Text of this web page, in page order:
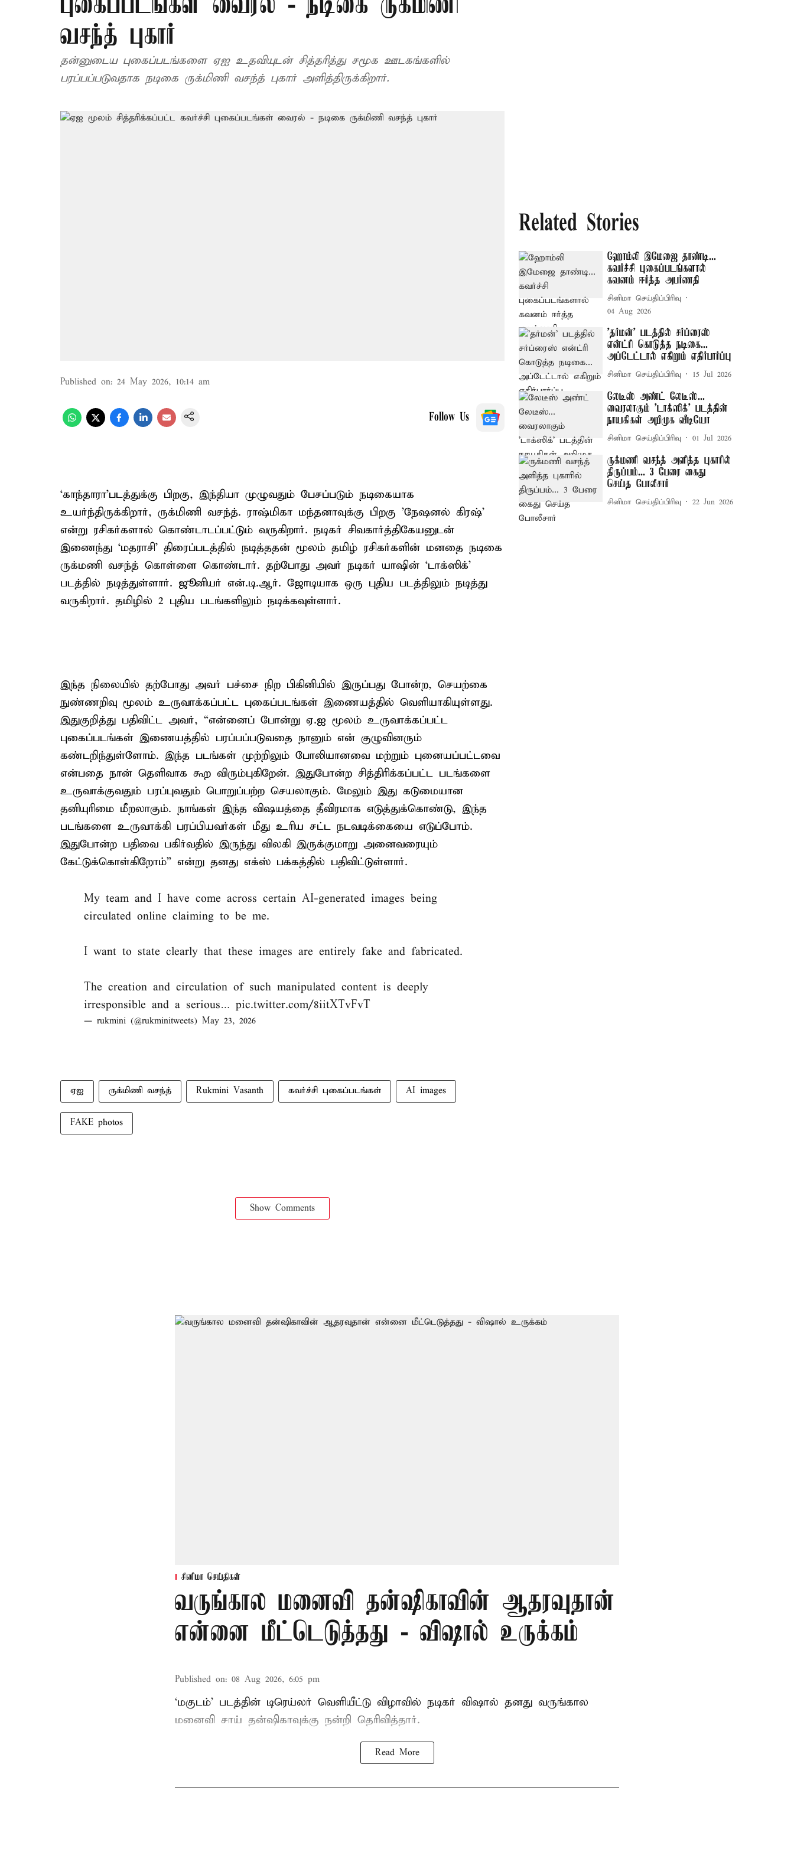
வசந்த் புகார்
தன்னுடைய புகைப்படங்களை ஏஐ உதவியுடன் சித்தரித்து சமூக ஊடகங்களில்
பரப்பப்படுவதாக நடிகை ருக்மிணி வசந்த் புகார் அளித்திருக்கிறார்.
Published on: 24 May 2026, 10:14 am
Follow Us
‘காந்தாரா’படத்துக்கு பிறகு, இந்தியா முழுவதும் பேசப்படும் நடிகையாக
உயர்ந்திருக்கிறார், ருக்மிணி வசந்த். ராஷ்மிகா மந்தனாவுக்கு பிறகு 'நேஷனல் கிரஷ்'
என்று ரசிகர்களால் கொண்டாடப்பட்டும் வருகிறார். நடிகர் சிவகார்த்திகேயனுடன்
இணைந்து ‘மதராசி’ திரைப்படத்தில் நடித்ததன் மூலம் தமிழ் ரசிகர்களின் மனதை நடிகை
ருக்மணி வசந்த் கொள்ளை கொண்டார். தற்போது அவர் நடிகர் யாஷின் ‘டாக்ஸிக்’
படத்தில் நடித்துள்ளார். ஜூனியர் என்.டி.ஆர். ஜோடியாக ஒரு புதிய படத்திலும் நடித்து
வருகிறார். தமிழில் 2 புதிய படங்களிலும் நடிக்கவுள்ளார்.
இந்த நிலையில் தற்போது அவர் பச்சை நிற பிகினியில் இருப்பது போன்ற, செயற்கை
நுண்ணறிவு மூலம் உருவாக்கப்பட்ட புகைப்படங்கள் இணையத்தில் வெளியாகியுள்ளது.
இதுகுறித்து பதிவிட்ட அவர், “என்னைப் போன்று ஏ.ஐ மூலம் உருவாக்கப்பட்ட
புகைப்படங்கள் இணையத்தில் பரப்பப்படுவதை நானும் என் குழுவினரும்
கண்டறிந்துள்ளோம். இந்த படங்கள் முற்றிலும் போலியானவை மற்றும் புனையப்பட்டவை
என்பதை நான் தெளிவாக கூற விரும்புகிறேன். இதுபோன்ற சித்திரிக்கப்பட்ட படங்களை
உருவாக்குவதும் பரப்புவதும் பொறுப்பற்ற செயலாகும். மேலும் இது கடுமையான
தனியுரிமை மீறலாகும். நாங்கள் இந்த விஷயத்தை தீவிரமாக எடுத்துக்கொண்டு, இந்த
படங்களை உருவாக்கி பரப்பியவர்கள் மீது உரிய சட்ட நடவடிக்கையை எடுப்போம்.
இதுபோன்ற பதிவை பகிர்வதில் இருந்து விலகி இருக்குமாறு அனைவரையும்
கேட்டுக்கொள்கிறோம்” என்று தனது எக்ஸ் பக்கத்தில் பதிவிட்டுள்ளார்.
My team and I have come across certain AI-generated images being
circulated online claiming to be me.
I want to state clearly that these images are entirely fake and fabricated.
The creation and circulation of such manipulated content is deeply
irresponsible and a serious… pic.twitter.com/8iitXTvFvT
— rukmini (@rukminitweets) May 23, 2026
ஏஐ ருக்மிணி வசந்த் Rukmini Vasanth கவர்ச்சி புகைப்படங்கள் AI images
FAKE photos
Show Comments
Related Stories
ஹோம்லி இமேஜை தாண்டி...
கவர்ச்சி புகைப்படங்களால்
கவனம் ஈர்த்த அபர்ணதி
சினிமா செய்திப்பிரிவு
04 Aug 2026
'தர்மன்' படத்தில் சர்ப்ரைஸ்
என்ட்ரி கொடுத்த நடிகை...
அப்டேட்டால் எகிறும் எதிர்பார்ப்பு
சினிமா செய்திப்பிரிவு 15 Jul 2026
லேடீஸ் அண்ட் லேடீஸ்...
வைரலாகும் 'டாக்ஸிக்' படத்தின்
நாயகிகள் அறிமுக வீடியோ
சினிமா செய்திப்பிரிவு 01 Jul 2026
ருக்மணி வசந்த் அளித்த புகாரில்
திருப்பம்... 3 பேரை கைது
செய்த போலீசார்
சினிமா செய்திப்பிரிவு 22 Jun 2026
சினிமா செய்திகள்
வருங்கால மனைவி தன்ஷிகாவின் ஆதரவுதான்
என்னை மீட்டெடுத்தது - விஷால் உருக்கம்
Published on: 08 Aug 2026, 6:05 pm
‘மகுடம்’ படத்தின் டிரெய்லர் வெளியீட்டு விழாவில் நடிகர் விஷால் தனது வருங்கால
மனைவி சாய் தன்ஷிகாவுக்கு நன்றி தெரிவித்தார்.
Read More